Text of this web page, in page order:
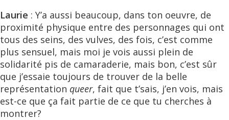
Laurie : Y’a aussi beaucoup, dans ton oeuvre, de
proximité physique entre des personnages qui ont
tous des seins, des vulves, des fois, c’est comme
plus sensuel, mais moi je vois aussi plein de
solidarité pis de camaraderie, mais bon, c’est sûr
que j’essaie toujours de trouver de la belle
représentation queer, fait que t’sais, j’en vois, mais
est-ce que ça fait partie de ce que tu cherches à
montrer?